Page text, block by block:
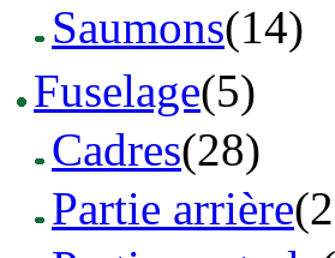
Saumons(14)
Fuselage(5)
Cadres(28)
Partie arrière